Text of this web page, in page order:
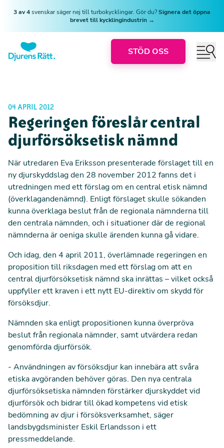
3 av 4svenskar säger nej till turbokycklingar. Gör du?Signera det öppna
brevet till kycklingindustrin →
STÖD OSS
04 APRIL 2012
Regeringen föreslår central
djurförsöksetisk nämnd
När utredaren Eva Eriksson presenterade förslaget till en
ny djurskyddslag den 28 november 2012 fanns det i
utredningen med ett förslag om en central etisk nämnd
(överklagandenämnd). Enligt förslaget skulle sökanden
kunna överklaga beslut från de regionala nämnderna till
den centrala nämnden, och i situationer där de regional
nämnderna är oeniga skulle ärenden kunna gå vidare.
Och idag, den 4 april 2011, överlämnade regeringen en
proposition till riksdagen med ett förslag om att en
central djurförsöksetisk nämnd ska inrättas – vilket också
uppfyller ett kraven i ett nytt EU-direktiv om skydd för
försöksdjur.
Nämnden ska enligt propositionen kunna överpröva
beslut från regionala nämnder, samt utvärdera redan
genomförda djurförsök.
- Användningen av försöksdjur kan innebära att svåra
etiska avgöranden behöver göras. Den nya centrala
djurförsöksetiska nämnden förstärker djurskyddet vid
djurförsök och bidrar till ökad kompetens vid etisk
bedömning av djur i försöksverksamhet, säger
landsbygdsminister Eskil Erlandsson i ett
pressmeddelande.